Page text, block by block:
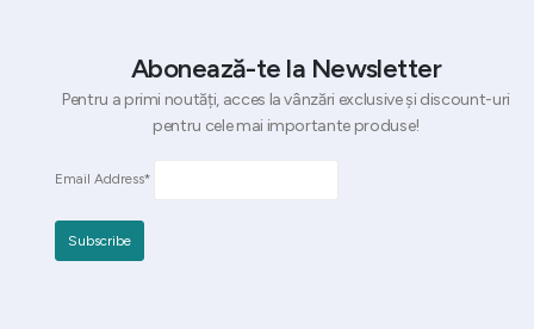
Abonează-te la Newsletter
Pentru a primi noutăți, acces la vânzări exclusive și discount-uri
pentru cele mai importante produse!
Email Address*